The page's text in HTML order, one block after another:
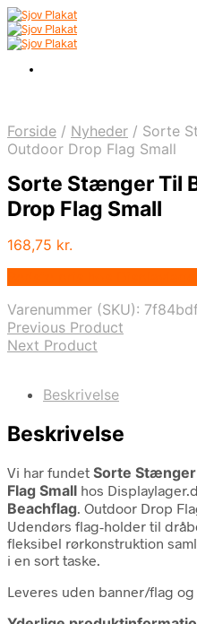
Forside / Nyheder / Sorte
Outdoor Drop Flag Small
Sorte Stænger Til
Drop Flag Small
168,75 kr.
Varenummer (SKU):
Previous Product
Next Product
Beskrivelse
Beskrivelse
Vi har fundet Sorte
Flag Small hos
Beachflag. Outdoor Drop
Udendørs flag-holder til
fleksibel rørkonstruktion
i en sort taske.
Leveres uden banner/flag og